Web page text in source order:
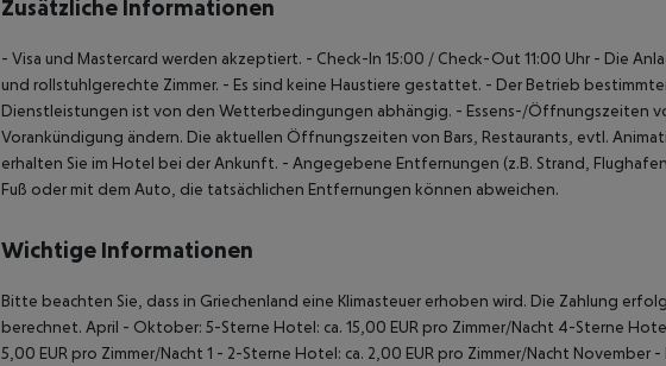
Zusätzliche Informationen
- Visa und Mastercard werden akzeptiert. - Check-In 15:00 / Check-Out 11:00 Uhr - Die
und rollstuhlgerechte Zimmer. - Es sind keine Haustiere gestattet. - Der Betrieb
Dienstleistungen ist von den Wetterbedingungen abhängig. - Essens-/Öffnungszeiten
Vorankündigung ändern. Die aktuellen Öffnungszeiten von Bars, Restaurants, evtl.
erhalten Sie im Hotel bei der Ankunft. - Angegebene Entfernungen (z.B. Strand,
Fuß oder mit dem Auto, die tatsächlichen Entfernungen können abweichen.
Wichtige Informationen
Bitte beachten Sie, dass in Griechenland eine Klimasteuer erhoben wird. Die Zahlung
berechnet. April - Oktober: 5-Sterne Hotel: ca. 15,00 EUR pro Zimmer/Nacht 4-Sterne
5,00 EUR pro Zimmer/Nacht 1 - 2-Sterne Hotel: ca. 2,00 EUR pro Zimmer/Nacht November